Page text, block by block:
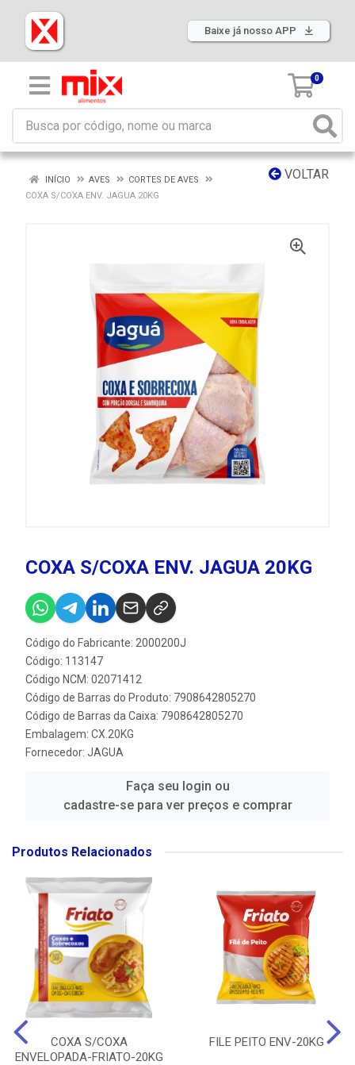
Baixe já nosso APP
0
VOLTAR
INÍCIO AVES
CORTES DE AVES
COXA S/COXA ENV. JAGUA 20KG
COXA S/COXA ENV. JAGUA 20KG
Código do Fabricante: 2000200J
Código: 113147
Código NCM: 02071412
Código de Barras do Produto: 7908642805270
Código de Barras da Caixa: 7908642805270
Embalagem: CX.20KG
Fornecedor: JAGUA
Faça seu login ou
cadastre-se para ver preços e comprar
Produtos Relacionados
COXA S/COXA
ENVELOPADA-FRIATO-20KG
FILE PEITO ENV-20KG